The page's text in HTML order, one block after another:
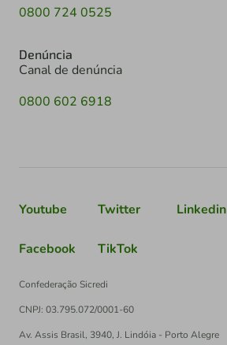
0800 724 0525
Denúncia
Canal de denúncia
0800 602 6918
Youtube Twitter Linkedin
Facebook TikTok
Confederação Sicredi
CNPJ: 03.795.072/0001-60
Av. Assis Brasil, 3940, J. Lindóia - Porto Alegre